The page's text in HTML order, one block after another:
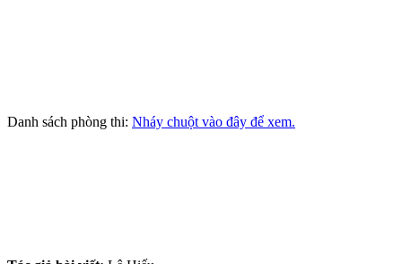
Danh sách phòng thi: Nháy chuột vào đây để xem.